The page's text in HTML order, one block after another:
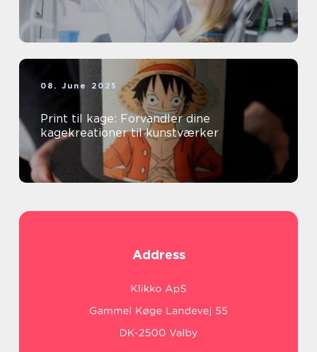
08. June 2025
Print til kage: Forvandler dine
kagekreationer til kunstværker
Address